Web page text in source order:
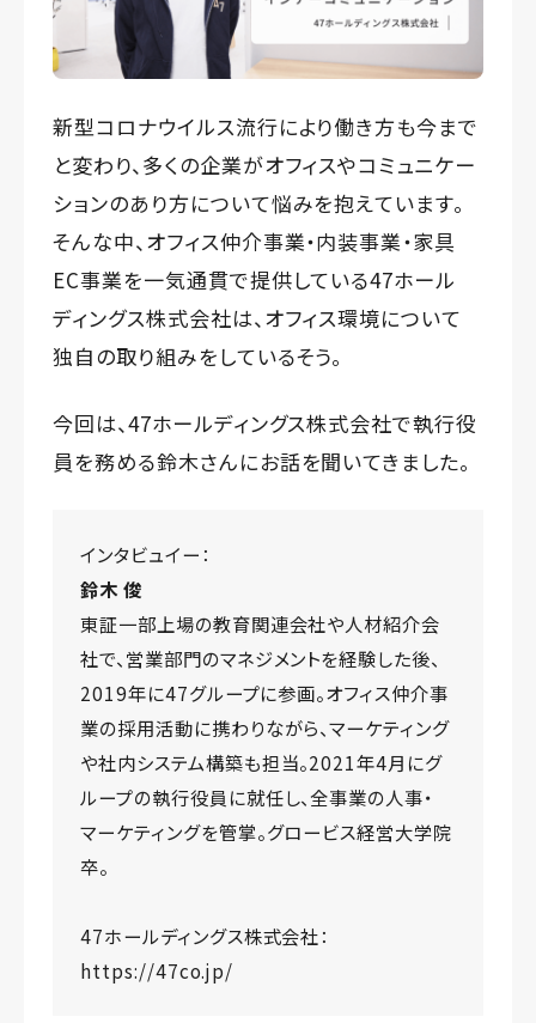
新型コロナウイルス流行により働き方も今まで
と変わり、多くの企業がオフィスやコミュニケー
ションのあり方について悩みを抱えています。
そんな中、オフィス仲介事業・内装事業・家具
EC事業を一気通貫で提供している47ホール
ディングス株式会社は、オフィス環境について
独自の取り組みをしているそう。
今回は、47ホールディングス株式会社で執行役
員を務める鈴木さんにお話を聞いてきました。
インタビュイー：
鈴木 俊
東証一部上場の教育関連会社や人材紹介会
社で、営業部門のマネジメントを経験した後、
2019年に47グループに参画。オフィス仲介事
業の採用活動に携わりながら、マーケティング
や社内システム構築も担当。2021年4月にグ
ループの執行役員に就任し、全事業の人事・
マーケティングを管掌。グロービス経営大学院
卒。
47ホールディングス株式会社：
https://47co.jp/